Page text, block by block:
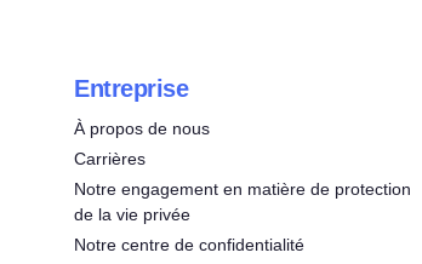
Entreprise
À propos de nous
Carrières
Notre engagement en matière de protection
de la vie privée
Notre centre de confidentialité